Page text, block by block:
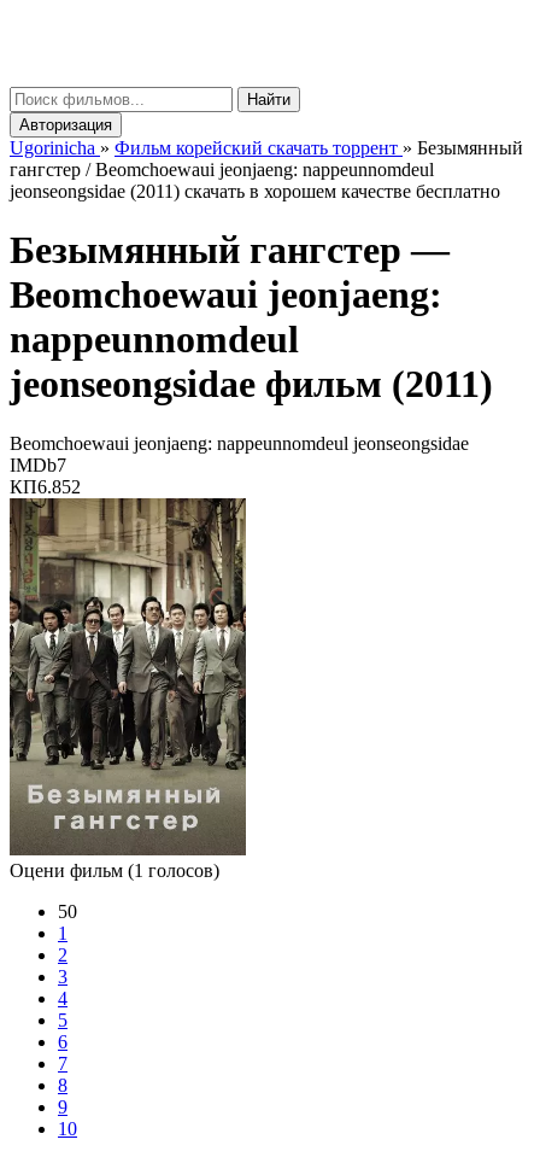
Найти
Авторизация
Ugorinicha » Фильм корейский скачать торрент » Безымянный
гангстер / Beomchoewaui jeonjaeng: nappeunnomdeul
jeonseongsidae (2011) скачать в хорошем качестве бесплатно
Безымянный гангстер —
Beomchoewaui jeonjaeng:
nappeunnomdeul
jeonseongsidae фильм (2011)
Beomchoewaui jeonjaeng: nappeunnomdeul jeonseongsidae
IMDb7
КП6.852
Оцени фильм (1 голосов)
50
1
2
3
4
5
6
7
8
9
10